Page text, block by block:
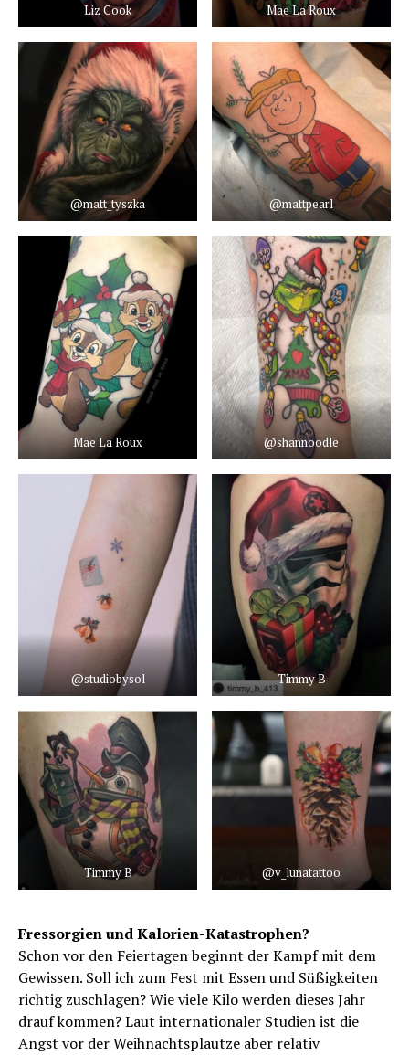
Liz Cook Mae La Roux
@matt_tyszka @mattpearl
Mae La Roux @shannoodle
@studiobysol Timmy B
Timmy B @v_lunatattoo
Fressorgien und Kalorien-Katastrophen?
Schon vor den Feiertagen beginnt der Kampf mit dem
Gewissen. Soll ich zum Fest mit Essen und Süßigkeiten
richtig zuschlagen? Wie viele Kilo werden dieses Jahr
drauf kommen? Laut internationaler Studien ist die
Angst vor der Weihnachtsplautze aber relativ